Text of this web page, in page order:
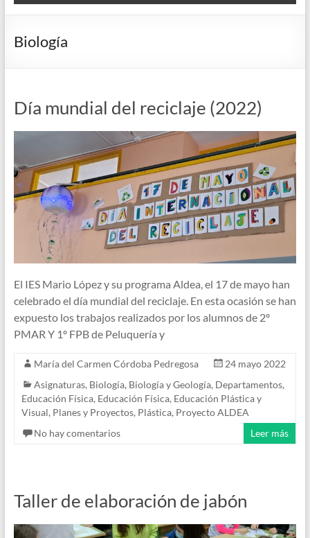
Biología
Día mundial del reciclaje (2022)
El IES Mario López y su programa Aldea, el 17 de mayo han
celebrado el día mundial del reciclaje. En esta ocasión se han
expuesto los trabajos realizados por los alumnos de 2º
PMAR Y 1º FPB de Peluquería y
María del Carmen Córdoba Pedregosa
24 mayo 2022
Asignaturas, Biología, Biología y Geología, Departamentos,
Educación Física, Educación Física, Educación Plástica y
Visual, Planes y Proyectos, Plástica, Proyecto ALDEA
No hay comentarios
Leer más
Taller de elaboración de jabón